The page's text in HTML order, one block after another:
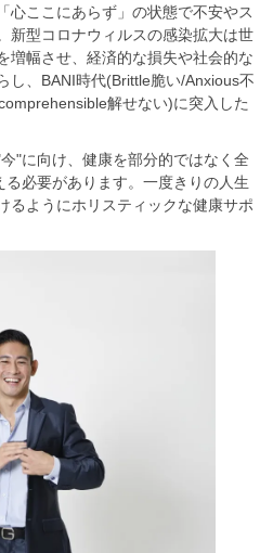
心ここにあらず」の状態で不安やス
新型コロナウィルスの感染拡大は世
増幅させ、経済的な損失や社会的な
し、BANI時代(Brittle脆い/Anxious不
解せない)に突入した
"に向け、健康を部分的ではなく全
必要があります。一度きりの人生
るようにホリスティックな健康サポ